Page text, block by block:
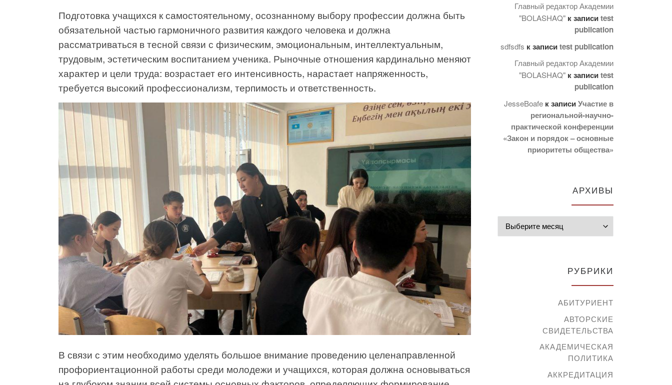
Подготовка учащихся к самостоятельному, осознанному выбору профессии должна быть
обязательной частью гармоничного развития каждого человека и должна
рассматриваться в тесной связи с физическим, эмоциональным, интеллектуальным,
трудовым, эстетическим воспитанием ученика. Рыночные отношения кардинально меняют
характер и цели труда: возрастает его интенсивность, нарастает напряженность,
требуется высокий профессионализм, терпимость и ответственность.
В связи с этим необходимо уделять большое внимание проведению целенаправленной
профориентационной работы среди молодежи и учащихся, которая должна основываться
Главный редактор Академии
"BOLASHAQ" к записиtest
publication
sdfsdfs к записиtest publication
Главный редактор Академии
"BOLASHAQ" к записиtest
publication
JesseBoafe к записиУчастие в
региональной-научно-
практической конференции
«Закон и порядок – основные
приоритеты общества»
АРХИВЫ
РУБРИКИ
АБИТУРИЕНТ
АВТОРСКИЕ
СВИДЕТЕЛЬСТВА
АКАДЕМИЧЕСКАЯ
ПОЛИТИКА
АККРЕДИТАЦИЯ